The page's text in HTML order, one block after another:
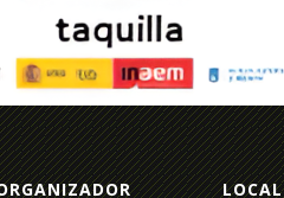
LOCAL